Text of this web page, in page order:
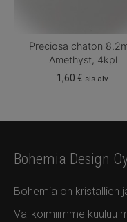
Preciosa chaton
Amethyst, 4kpl
1,60€ sis alv.
Bohemia Design
Bohemia on kristallien
Valikoimiimme kuuluu